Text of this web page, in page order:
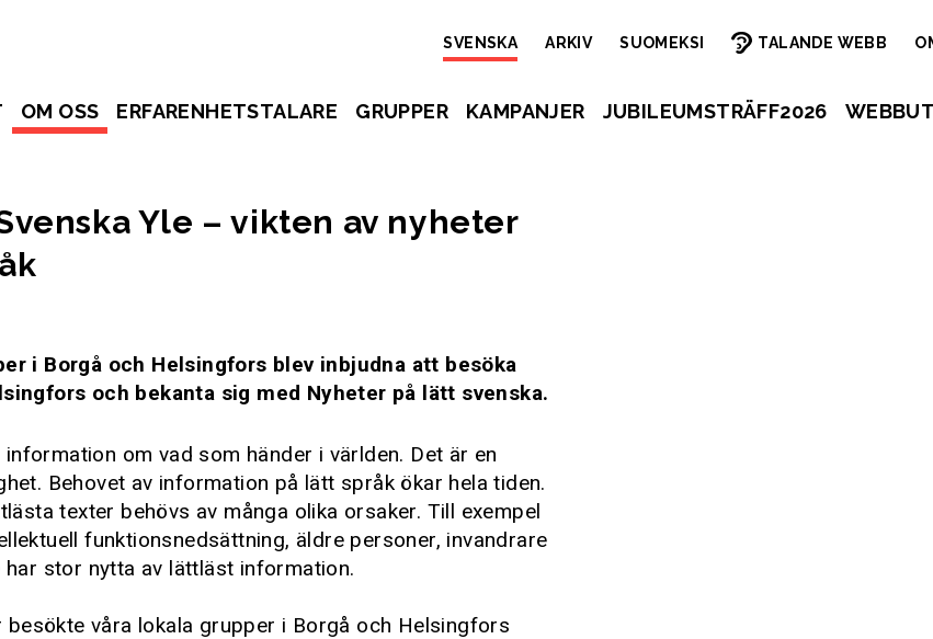
SVENSKA ARKIV SUOMEKSI TALANDE WEBB
OM OSS ERFARENHETSTALARE GRUPPER KAMPANJER JUBILEUMSTRÄFF2026
Yle – vikten av nyheter
i Borgå och Helsingfors blev inbjudna att besöka
och bekanta sig med Nyheter på lätt svenska.
om vad som händer i världen. Det är en
Behovet av information på lätt språk ökar hela tiden.
texter behövs av många olika orsaker. Till exempel
funktionsnedsättning, äldre personer, invandrare
har stor nytta av lättläst information.
besökte våra lokala grupper i Borgå och Helsingfors